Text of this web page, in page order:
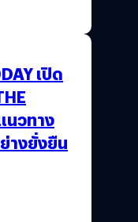
เปิด
นวทาง
างยั่งยืน